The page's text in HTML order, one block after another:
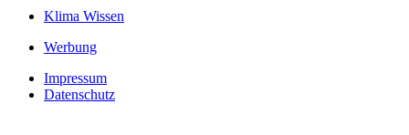
Klima Wissen
Werbung
Impressum
Datenschutz